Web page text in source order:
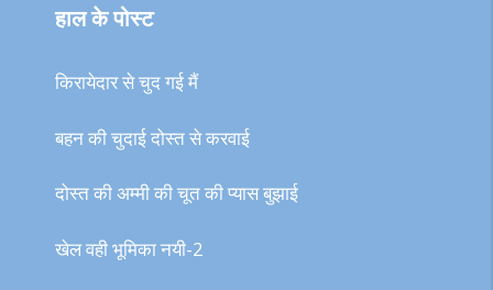
हाल के पोस्ट
किरायेदार से चुद गई मैं
बहन की चुदाई दोस्त से करवाई
दोस्त की अम्मी की चूत की प्यास बुझाई
खेल वही भूमिका नयी-2